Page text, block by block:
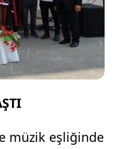
müzik eşliğinde